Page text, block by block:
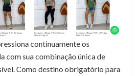
continuamente os
com sua combinação única de
Como destino obrigatório para